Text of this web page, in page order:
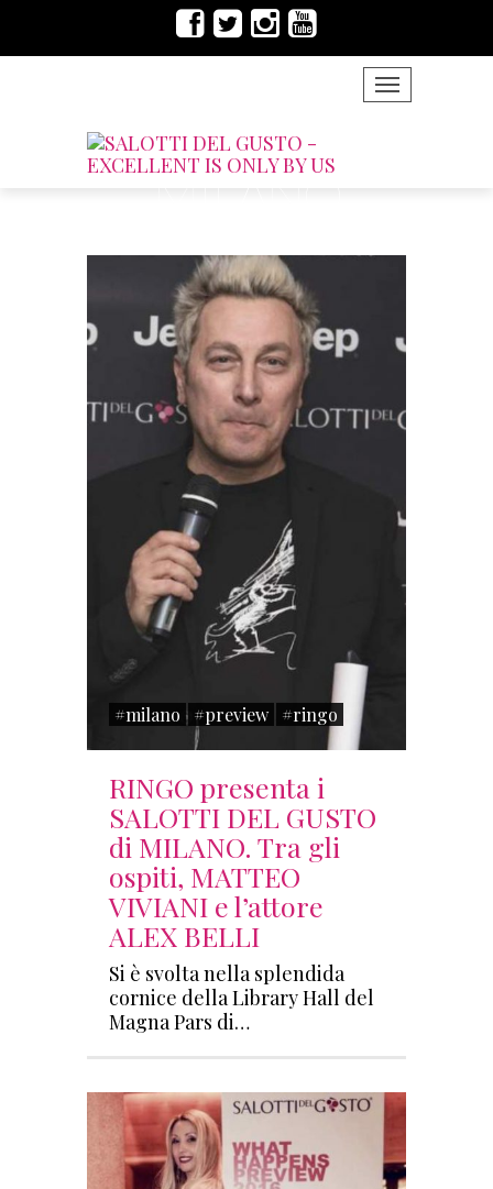
TOGGLE
MILANO
#milano #preview #ringo
RINGO presenta i
SALOTTI DEL GUSTO
di MILANO. Tra gli
ospiti, MATTEO
VIVIANI e l’attore
ALEX BELLI
Si è svolta nella splendida
cornice della Library Hall del
Magna Pars di…